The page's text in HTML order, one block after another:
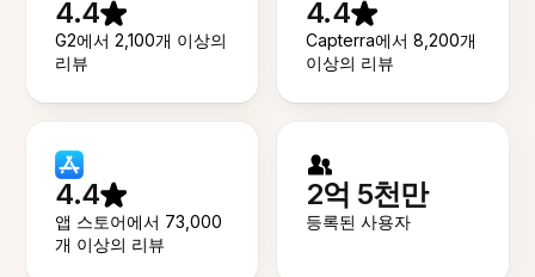
4.4
G2에서 2,100개 이상의
리뷰
4.4
Capterra에서 8,200개
이상의 리뷰
4.4
앱 스토어에서 73,000
개 이상의 리뷰
2억 5천만
등록된 사용자